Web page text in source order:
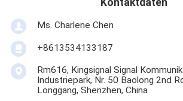
Kontaktdaten
Ms. Charlene Chen
+8613534133187
Rm616, Kingsignal Signal
Industriepark, Nr. 50 Baolong 2nd
Longgang, Shenzhen, China